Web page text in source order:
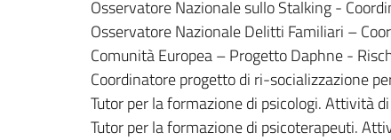
Osservatore Nazionale sullo Stalking -
Osservatore Nazionale Delitti Familiari –
Comunità Europea – Progetto Daphne -
Coordinatore progetto di ri-socializzazione
Tutor per la formazione di psicologi. Attività
Tutor per la formazione di psicoterapeuti.